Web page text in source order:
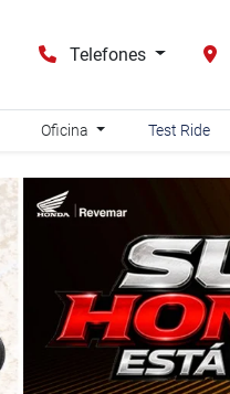
Telefones
Oficina Test Ride